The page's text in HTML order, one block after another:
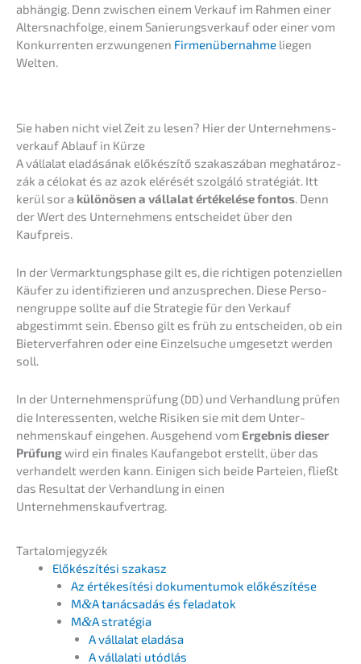
abhän­gig. Denn zwischen einem Verkauf im Rahmen einer
Alters­nach­fol­ge, einem Sanie­rungs­ver­kauf oder einer vom
Konkur­ren­ten erzwun­ge­nen Firmen­über­nah­me liegen
Welten.
Sie haben nicht viel Zeit zu lesen? Hier der Unter­nehmens­
verkauf Ablauf in Kürze
A válla­lat eladá­sá­nak előké­s­zí­tő szaka­s­zá­ban megha­tá­roz­
zák a célokat és az azok eléré­sét szolgá­ló straté­giát. Itt
kerül sor a különö­sen a válla­lat értékelé­se fontos. Denn
der Wert des Unter­neh­mens entschei­det über den
Kaufpreis.
In der Vermark­tungs­pha­se gilt es, die richti­gen poten­zi­el­len
Käufer zu identi­fi­zie­ren und anzuspre­chen. Diese Perso­
nen­grup­pe sollte auf die Strate­gie für den Verkauf
abgestimmt sein. Ebenso gilt es früh zu entschei­den, ob ein
Bieter­ver­fah­ren oder eine Einzel­su­che umgesetzt werden
soll.
In der Unter­neh­mens­prü­fung (DD) und Verhand­lung prüfen
die Inter­es­sen­ten, welche Risiken sie mit dem Unter­
nehmens­kauf einge­hen. Ausge­hend vom Ergeb­nis dieser
Prüfungwird ein finales Kaufan­ge­bot erstellt, über das
verhan­delt werden kann. Einigen sich beide Partei­en, fließt
das Resul­tat der Verhand­lung in einen
Unternehmenskaufvertrag.
Tarta­lom­jegy­zék
Előké­s­zí­té­si szakasz
Az értéke­sí­té­si dokumen­tu­mok előkészítése
M&A tanác­sa­dás és feladatok
M&A straté­gia
A válla­lat eladása
A vállala­ti utódlás